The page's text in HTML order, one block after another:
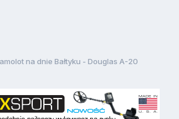
na dnie Bałtyku - Douglas A-20